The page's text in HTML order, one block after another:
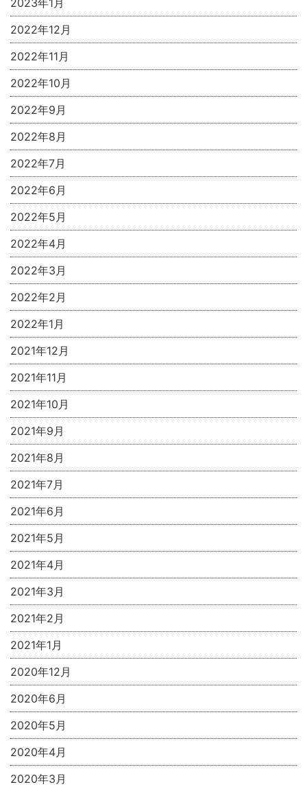
2022年12月
2022年11月
2022年10月
2022年9月
2022年8月
2022年7月
2022年6月
2022年5月
2022年4月
2022年3月
2022年2月
2022年1月
2021年12月
2021年11月
2021年10月
2021年9月
2021年8月
2021年7月
2021年6月
2021年5月
2021年4月
2021年3月
2021年2月
2021年1月
2020年12月
2020年6月
2020年5月
2020年4月
2020年3月